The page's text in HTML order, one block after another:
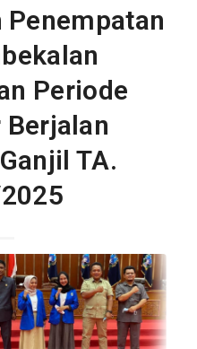
Periode
Berjalan
TA.